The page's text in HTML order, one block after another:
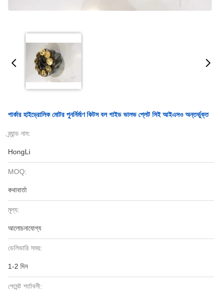
পার্কার হাইড্রোলিক মোটর পুনর্নির্মাণ কিটস বল গাইড ভালভ প্লেট সিই আইএসও অন্তর্ভুক্ত
ব্র্যান্ড নাম:
HongLi
MOQ:
কথাবার্তা
মূল্য:
আলোচনাযোগ্য
ডেলিভারি সময়:
1-2 দিন
পেমেন্ট শর্তাবলী: